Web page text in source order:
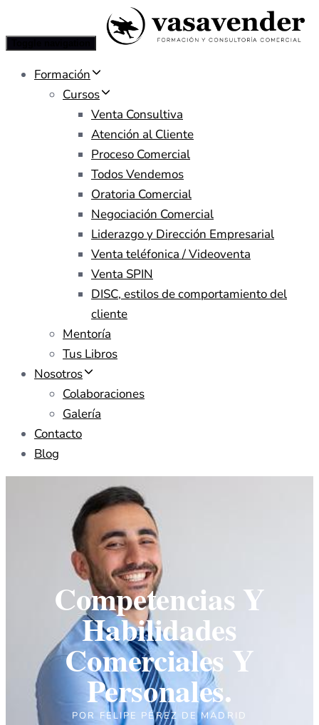
Formación
Cursos
Venta Consultiva
Atención al Cliente
Proceso Comercial
Todos Vendemos
Oratoria Comercial
Negociación Comercial
Liderazgo y Dirección Empresarial
Venta teléfonica / Videoventa
Venta SPIN
DISC, estilos de comportamiento del
cliente
Mentoría
Tus Libros
Nosotros
Colaboraciones
Galería
Contacto
Blog
Competencias Y
Habilidades
Comerciales Y
Personales.
POR FELIPE PÉREZ DE MADRID